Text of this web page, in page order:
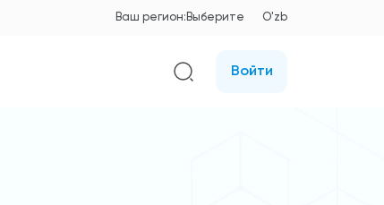
Ваш регион: Выберите O'zb
Войти